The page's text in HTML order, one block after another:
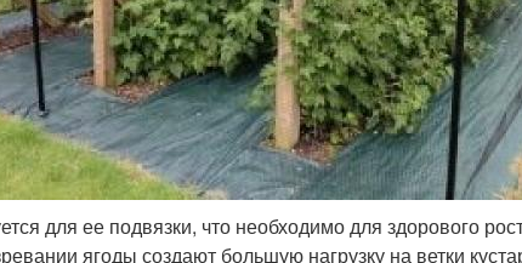
для ее подвязки, что необходимо для здорового
ягоды создают большую нагрузку на ветки